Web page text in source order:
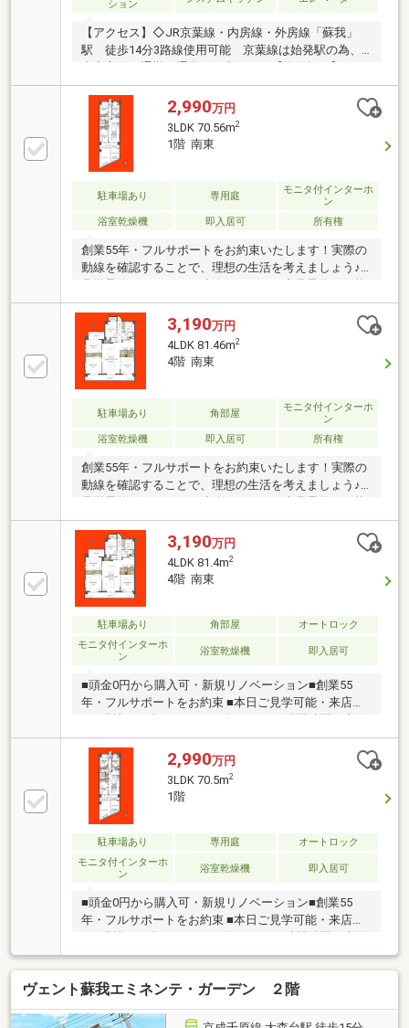
ション
【アクセス】◇JR京葉線・内房線・外房線「蘇我」
駅 徒歩14分3路線使用可能 京葉線は始発駅の為、
◇1998年3月築 地上6階建て3階部分◇鉄筋コンクリ
ート造◇専有面積：81.46㎡／バルコニー面積：19.30
㎡◇角部屋・両面バルコニー◇ペット飼育可◇宅配
BOXあり
2,990万円
3LDK 70.56m2
1階 南東
駐車場あり 専用庭
モニタ付インターホ
ン
浴室乾燥機
即入居可 所有権
創業55年・フルサポートをお約束いたします！実際の
動線を確認することで、理想の生活を考えましょう♪
です！・物件おすすめポイント・□大画面ＴＶも余
裕、インテリアプランが考えやすいワイドなリビング
■お子様のお留守番にも安心、訪問者を確認できるＴ
Ｖモニタ・インタホン付き□全居室収納付きで「自分
の物は自分でしまう」が自然に身に付く間取り■浴室
には浴室乾燥機つき、湿気を排しカビ防止に大活躍。
冬季のヒートショック緩和に
3,190万円
4LDK 81.46m2
4階 南東
駐車場あり 角部屋
モニタ付インターホ
ン
浴室乾燥機
即入居可 所有権
創業55年・フルサポートをお約束いたします！実際の
動線を確認することで、理想の生活を考えましょう♪
です！・物件おすすめポイント・□大画面ＴＶも余
裕、インテリアプランが考えやすいワイドなリビング
■お子様のお留守番にも安心、訪問者を確認できるＴ
Ｖモニタ・インタホン付き□全居室収納付きで「自分
の物は自分でしまう」が自然に身に付く間取り■浴室
には浴室乾燥機つき、湿気を排しカビ防止に大活躍。
冬季のヒートショック緩和に
3,190万円
4LDK 81.4m2
4階 南東
駐車場あり 角部屋
オートロック
モニタ付インターホ
ン
浴室乾燥機 即入居可
■頭金0円から購入可・新規リノベーション■創業55
年・フルサポートをお約束 ■本日ご見学可能・来店不
OK□
2,990万円
3LDK 70.5m2
1階
駐車場あり 専用庭
オートロック
モニタ付インターホ
ン
浴室乾燥機 即入居可
■頭金0円から購入可・新規リノベーション■創業55
年・フルサポートをお約束 ■本日ご見学可能・来店不
OK□
ヴェント蘇我エミネンテ・ガーデン ２階